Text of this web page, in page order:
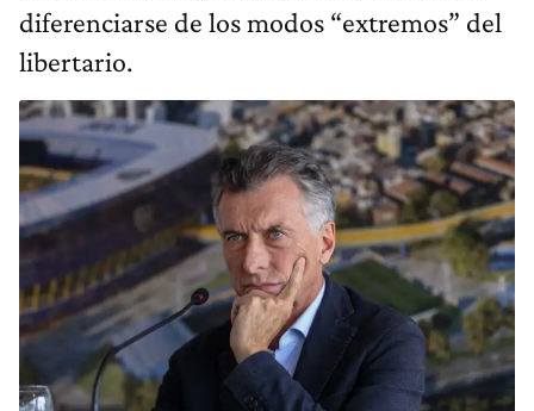
diferenciarse de los modos “extremos” del
libertario.